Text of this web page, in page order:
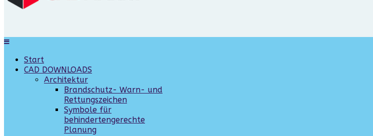
Start
CAD DOWNLOADS
Architektur
Brandschutz- Warn- und
Rettungszeichen
Symbole für
behindertengerechte
Planung